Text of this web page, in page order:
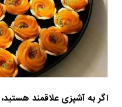
اگر به آشپزی علاقمند هستید،